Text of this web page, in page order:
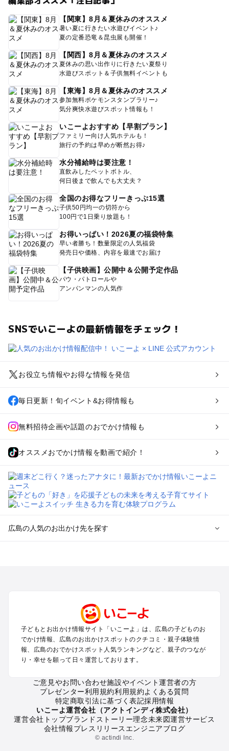
【関東】8月＆夏休みのオススメ
暑い夏に行きたい水遊びイベント♪
夏の定番恐竜＆昆虫展も開催！
【関西】8月＆夏休みのオススメ
夏休みの思い出作りに行きたい夏祭り
水遊びスポット＆子供無料イベントも
【東海】8月＆夏休みのオススメ
参加無料ポケモンスタンプラリー♪
気分爽快水遊びスポット情報も！
いこーよおすすめ【早割プラン】
ファミリー向け人気ホテルも！
旅行の予約は早めが断然お得♪
水分補給時は要注意！
直飲みしたペットボトル、
何日後まで飲んでも大丈夫？
全国のお得なフリーきっぷ15選
子供50円均一の切符から
100円で1日乗り放題も！
お得いっぱい！2026夏の福袋特集
早い者勝ち！数量限定の人気福袋
発売日や価格、内容を最速でお届け
【子供映画】公開中＆公開予定作品
パウ・パトロールや
アンパンマンの人気作
SNSでいこーよの最新情報をチェック！
お役立ち情報やお得な情報を発信
毎日更新！旬イベント&お得情報も
無料招待企画や話題のおでかけ情報も
オススメおでかけ情報を動画で紹介！
広島の人気のお出かけ先を探す
三次・庄原・三段峡・世羅・芸北のプールお出かけ
広島の定番お出かけスポット
広島の遊園地
広島の動物園
広島の釣り
広島の牧場
広島のプール
広島のアスレチック
広島の公園・総合公園
子どもとお出かけ情報サイト「いこーよ」は、広島の子どものお
でかけ情報、広島のお出かけスポットのクチコミ・親子体験情
報、広島のおでかけスポット人気ランキングなど、親子のつなが
り・幸せを願って日々運営しております。
ご意見やお問い合わせ施設やイベント運営者の方
プレゼンター利用規約利用規約よくある質問
特定商取引法に基づく表記採用情報
いこーよ運営会社（アクトインディ株式会社）
運営会社トップブランドストーリー理念未来図運営サービス
会社情報プレスリリース エンジニアブログ
© actindi Inc.